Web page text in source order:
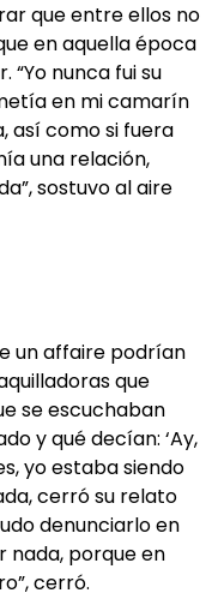
que entre ellos no
en aquella época
“Yo nunca fui su
en mi camarín
así como si fuera
una relación,
sostuvo al aire
un affaire podrían
que
se escuchaban
y qué decían: ‘Ay,
yo estaba siendo
cerró su relato
denunciarlo en
nada, porque en
cerró.